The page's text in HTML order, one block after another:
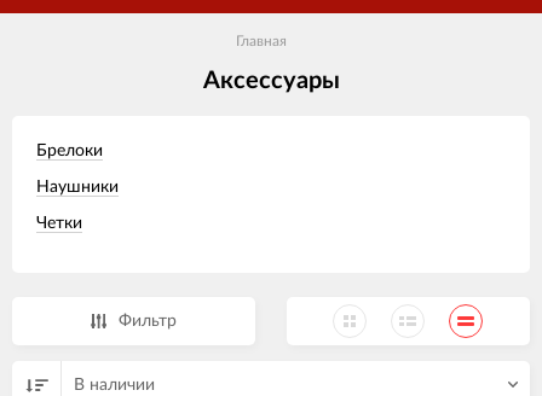
Главная
Аксессуары
Брелоки
Наушники
Четки
Фильтр
В наличии